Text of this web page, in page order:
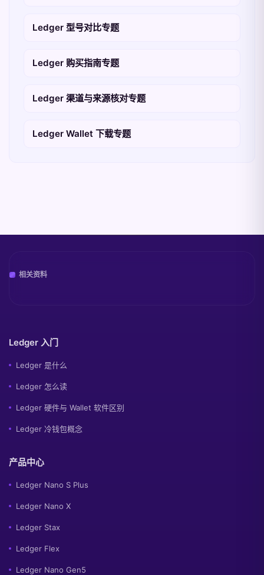
Ledger 型号对比专题
Ledger 购买指南专题
Ledger 渠道与来源核对专题
Ledger Wallet 下载专题
相关资料
Ledger 入门
Ledger 是什么
Ledger 怎么读
Ledger 硬件与 Wallet 软件区别
Ledger 冷钱包概念
产品中心
Ledger Nano S Plus
Ledger Nano X
Ledger Stax
Ledger Flex
Ledger Nano Gen5